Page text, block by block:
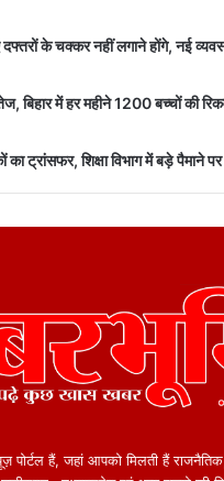
दफ्तरों के चक्कर नहीं लगाने होंगे, नई
बिहार में हर महीने 1200 बच्चों की
का ट्रांसफर, शिक्षा विभाग में बड़े पैमाने
पोर्टल हैं, जहां आपको मिलती हैं